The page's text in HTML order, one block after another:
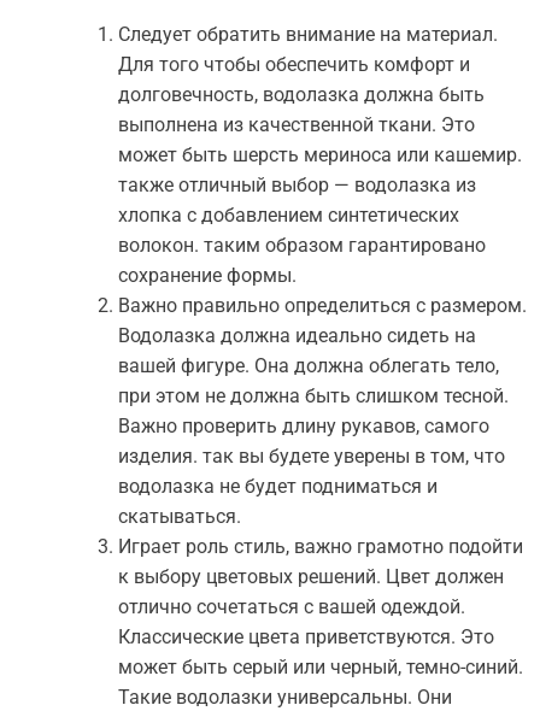
Следует обратить внимание на материал.
Для того чтобы обеспечить комфорт и
долговечность, водолазка должна быть
выполнена из качественной ткани. Это
может быть шерсть мериноса или кашемир.
также отличный выбор — водолазка из
хлопка с добавлением синтетических
волокон. таким образом гарантировано
сохранение формы.
Важно правильно определиться с размером.
Водолазка должна идеально сидеть на
вашей фигуре. Она должна облегать тело,
при этом не должна быть слишком тесной.
Важно проверить длину рукавов, самого
изделия. так вы будете уверены в том, что
водолазка не будет подниматься и
скатываться.
Играет роль стиль, важно грамотно подойти
к выбору цветовых решений. Цвет должен
отлично сочетаться с вашей одеждой.
Классические цвета приветствуются. Это
может быть серый или черный, темно-синий.
Такие водолазки универсальны. Они